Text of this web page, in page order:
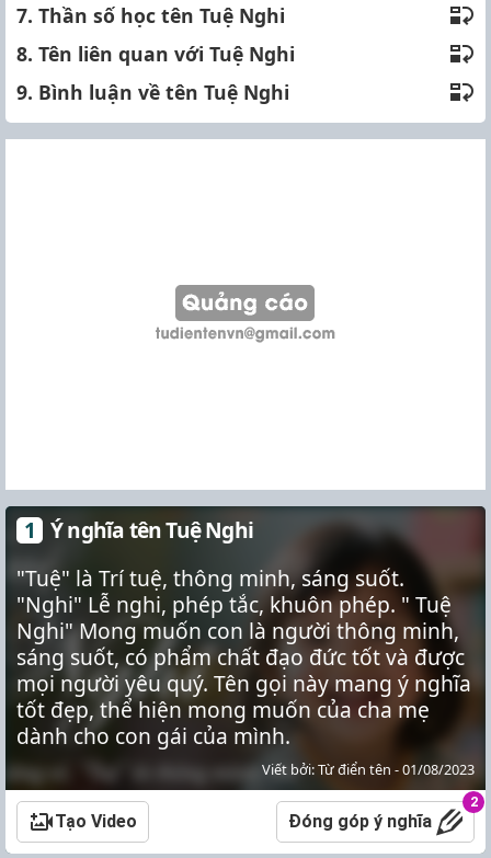
7. Thần số học tên Tuệ Nghi
8. Tên liên quan với Tuệ Nghi
9. Bình luận về tên Tuệ Nghi
Ý nghĩa tên Tuệ Nghi
"Tuệ" là Trí tuệ, thông minh, sáng suốt.
"Nghi" Lễ nghi, phép tắc, khuôn phép. " Tuệ
Nghi" Mong muốn con là người thông minh,
sáng suốt, có phẩm chất đạo đức tốt và được
mọi người yêu quý. Tên gọi này mang ý nghĩa
tốt đẹp, thể hiện mong muốn của cha mẹ
dành cho con gái của mình.
Viết bởi: Từ điển tên - 01/08/2023
Tạo Video Đóng góp ý nghĩa
2